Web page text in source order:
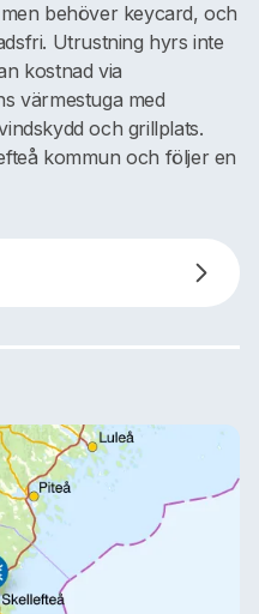
behöver keycard, och
Utrustning hyrs inte
kostnad via
värmestuga med
och grillplats.
kommun och följer en